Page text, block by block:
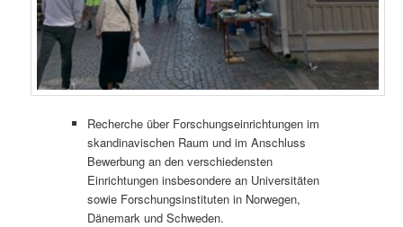
Recherche über Forschungseinrichtungen im
skandinavischen Raum und im Anschluss
Bewerbung an den verschiedensten
Einrichtungen insbesondere an Universitäten
sowie Forschungsinstituten in Norwegen,
Dänemark und Schweden.